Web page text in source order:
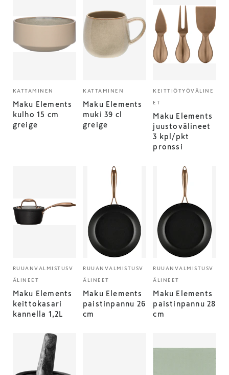
KATTAMINEN
Maku Elements
kulho 15 cm
greige
KATTAMINEN
Maku Elements
muki 39 cl
greige
KEITTIÖTYÖVÄLINE
ET
Maku Elements
juustovälineet
3 kpl/pkt
pronssi
RUUANVALMISTUSV
ÄLINEET
Maku Elements
keittokasari
kannella 1,2L
RUUANVALMISTUSV
ÄLINEET
Maku Elements
paistinpannu 26
cm
RUUANVALMISTUSV
ÄLINEET
Maku Elements
paistinpannu 28
cm